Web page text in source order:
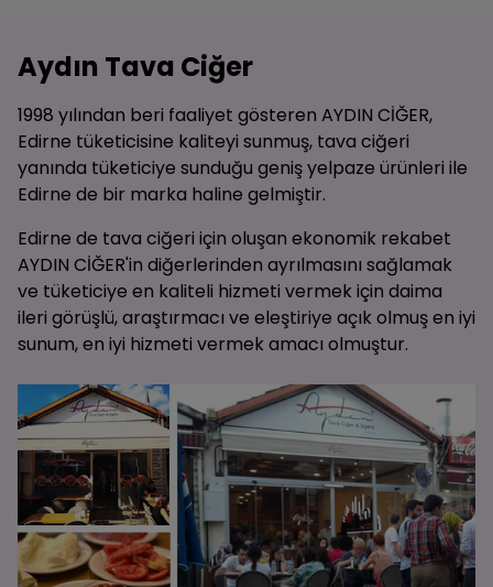
Aydın Tava Ciğer
1998 yılından beri faaliyet gösteren AYDIN CİĞER,
Edirne tüketicisine kaliteyi sunmuş, tava ciğeri
yanında tüketiciye sunduğu geniş yelpaze ürünleri ile
Edirne de bir marka haline gelmiştir.
Edirne de tava ciğeri için oluşan ekonomik rekabet
AYDIN CİĞER'in diğerlerinden ayrılmasını sağlamak
ve tüketiciye en kaliteli hizmeti vermek için daima
ileri görüşlü, araştırmacı ve eleştiriye açık olmuş en iyi
sunum, en iyi hizmeti vermek amacı olmuştur.